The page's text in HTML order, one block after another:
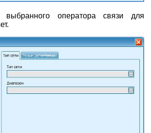
выбранного оператора связи для